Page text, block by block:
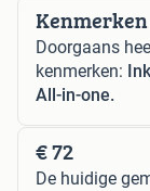
Kenmerken
Doorgaans
kenmerken:
All-in-one.
€ 72
De huidige